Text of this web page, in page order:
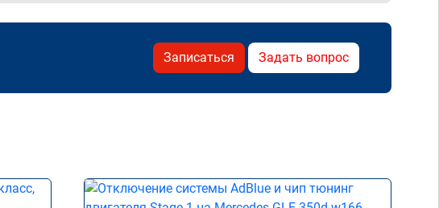
Записаться Задать вопрос